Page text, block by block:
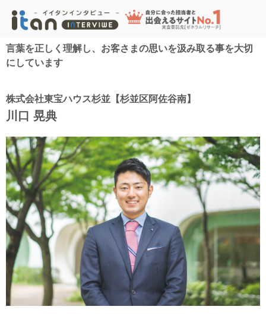
言葉を正しく理解し、お客さまの思いを汲み取る事を大切
にしています
株式会社東宝ハウス杉並【杉並区阿佐谷南】
川口 晃典